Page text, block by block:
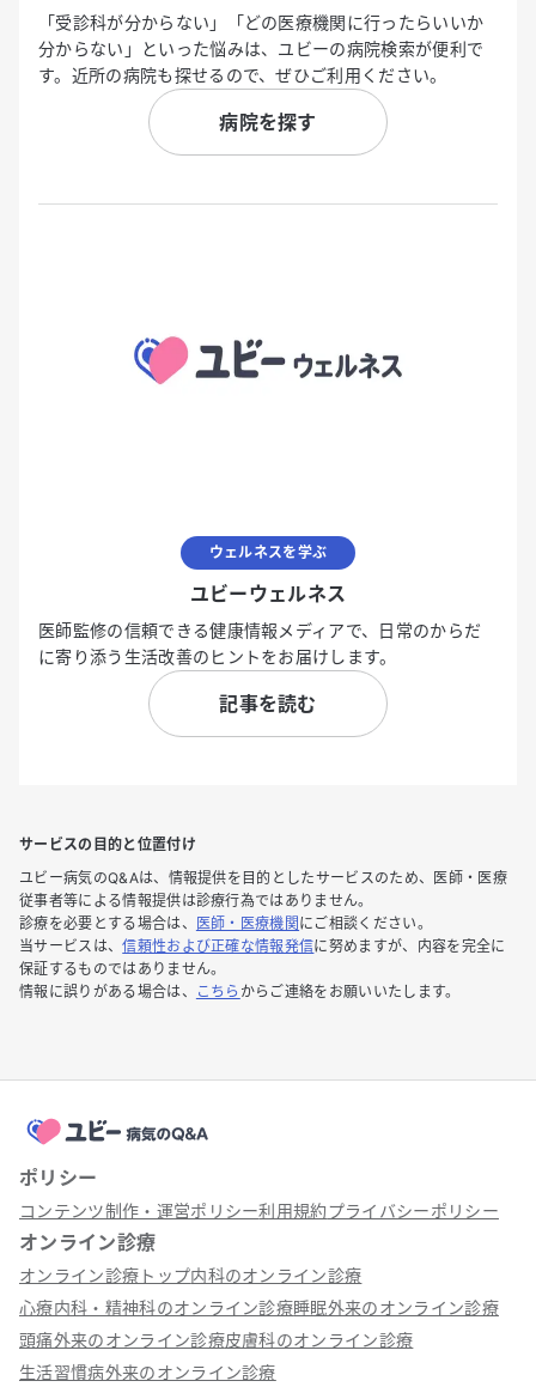
「受診科が分からない」「どの医療機関に行ったらいいか
分からない」といった悩みは、ユビーの病院検索が便利で
す。近所の病院も探せるので、ぜひご利用ください。
病院を探す
ウェルネスを学ぶ
ユビーウェルネス
医師監修の信頼できる健康情報メディアで、日常のからだ
に寄り添う生活改善のヒントをお届けします。
記事を読む
サービスの目的と位置付け
ユビー病気のQ&Aは、情報提供を目的としたサービスのため、医師・医療
従事者等による情報提供は診療行為ではありません。
診療を必要とする場合は、
医師・医療機関 にご相談ください。
当サービスは、信頼性および正確な情報発信に努めますが、内容を完全に
保証するものではありません。
情報に誤りがある場合は、
こちら からご連絡をお願いいたします。
ポリシー
コンテンツ制作・運営ポリシー利用規約プライバシーポリシー
オンライン診療
オンライン診療トップ内科のオンライン診療
心療内科・精神科のオンライン診療睡眠外来のオンライン診療
頭痛外来のオンライン診療皮膚科のオンライン診療
生活習慣病外来のオンライン診療